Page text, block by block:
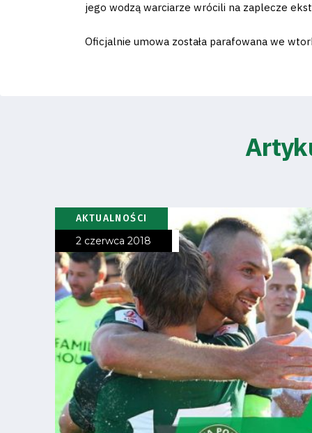
Klub
Tabela
terminarz
Bilety
Kontakt
jego wodzą warciarze wrócili na zaplecze
Oficjalnie umowa została parafowana we
AKTUALNOŚCI
2 czerwca 2018